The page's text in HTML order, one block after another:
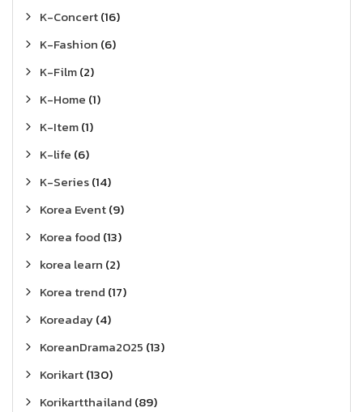
K-Concert(16)
K-Fashion (6)
K-Film(2)
K-Home (1)
K-Item(1)
K-life (6)
K-Series(14)
Korea Event(9)
Korea food (13)
korea learn (2)
Korea trend (17)
Koreaday(4)
KoreanDrama2025 (13)
Korikart(130)
Korikartthailand (89)